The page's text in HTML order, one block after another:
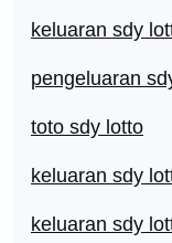
keluaran sdy
pengeluaran
toto sdy lotto
keluaran sdy
keluaran sdy